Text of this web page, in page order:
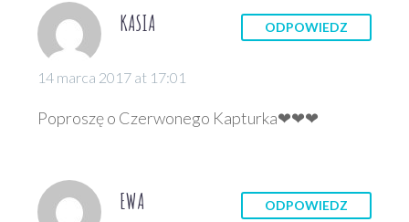
KASIA
14 marca 2017 at 17:01
ODPOWIEDZ
Poproszę o Czerwonego Kapturka❤❤❤
EWA ODPOWIEDZ